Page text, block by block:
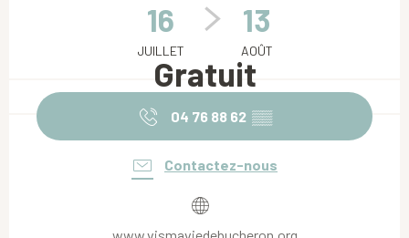
16
JUILLET
13
AOÛT
Gratuit
04 76 88 62 ▒▒
Contactez-nous